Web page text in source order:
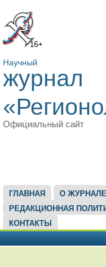
16+
Научный
журнал
Официальный сайт
ГЛАВНОЕ МЕНЮ
ГЛАВНАЯ О ЖУРНАЛЕ
РЕДАКЦИОННАЯ
КОНТАКТЫ